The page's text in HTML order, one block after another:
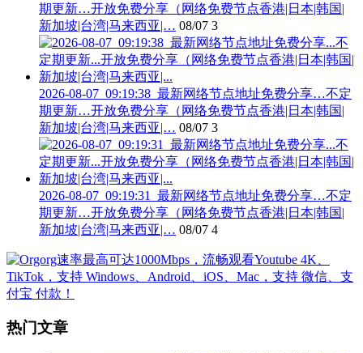
期更新…开放免费分享（网络免费节点香港|日本|韩国|
新加坡|台湾|马来西亚|… 08/07 3
2026-08-07_09:19:38_最新网络节点地址免费分享…不定
期更新…开放免费分享（网络免费节点香港|日本|韩国|
新加坡|台湾|马来西亚|… 08/07 3
2026-08-07_09:19:31_最新网络节点地址免费分享…不定
期更新…开放免费分享（网络免费节点香港|日本|韩国|
新加坡|台湾|马来西亚|… 08/07 4
热门文章